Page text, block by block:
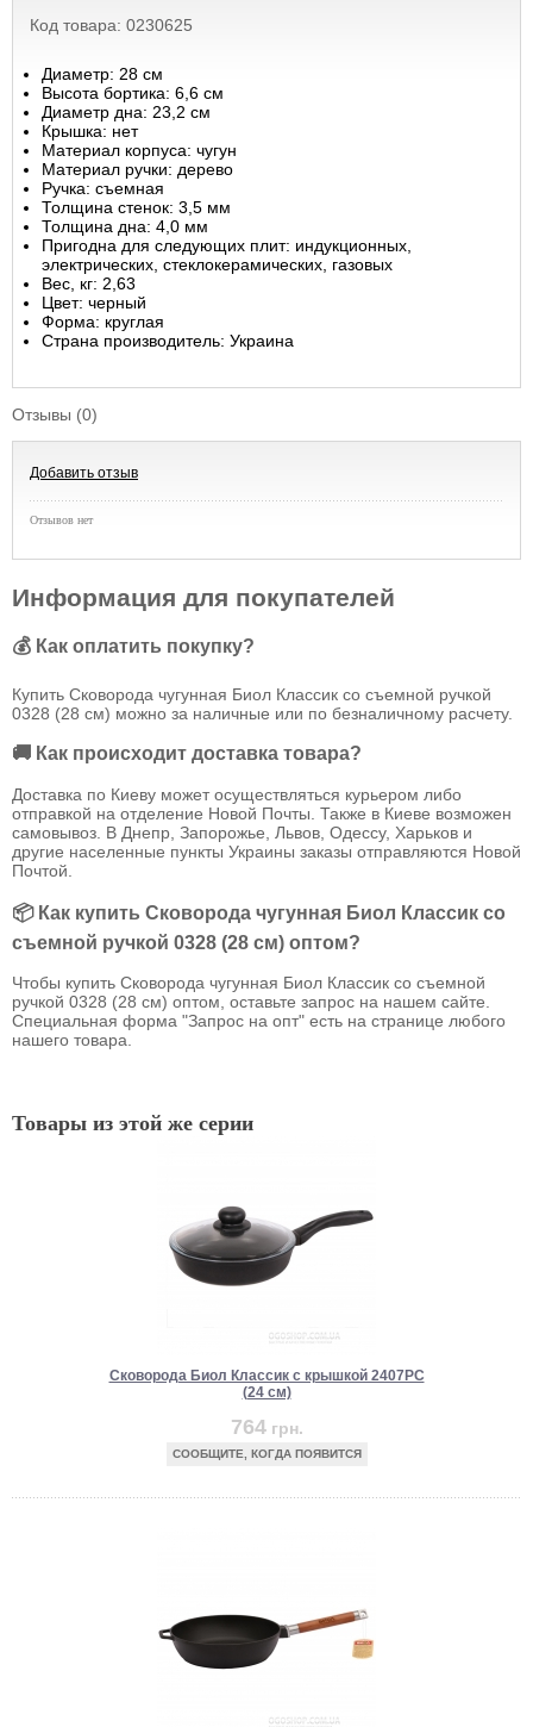
Код товара: 0230625
Диаметр: 28 см
Высота бортика: 6,6 см
Диаметр дна: 23,2 см
Крышка: нет
Материал корпуса: чугун
Материал ручки: дерево
Ручка: съемная
Толщина стенок: 3,5 мм
Толщина дна: 4,0 мм
Пригодна для следующих плит: индукционных,
электрических, стеклокерамических, газовых
Вес, кг: 2,63
Цвет: черный
Форма: круглая
Страна производитель: Украина
Отзывы (0)
Добавить отзыв
Отзывов нет
Информация для покупателей
💰 Как оплатить покупку?
Купить Сковорода чугунная Биол Классик со съемной ручкой
0328 (28 см) можно за наличные или по безналичному расчету.
🚚 Как происходит доставка товара?
Доставка по Киеву может осуществляться курьером либо
отправкой на отделение Новой Почты. Также в Киеве возможен
самовывоз. В Днепр, Запорожье, Львов, Одессу, Харьков и
другие населенные пункты Украины заказы отправляются Новой
Почтой.
📦 Как купить Сковорода чугунная Биол Классик со
съемной ручкой 0328 (28 см) оптом?
Чтобы купить Сковорода чугунная Биол Классик со съемной
ручкой 0328 (28 см) оптом, оставьте запрос на нашем сайте.
Специальная форма "Запрос на опт" есть на странице любого
нашего товара.
Товары из этой же серии
Сковорода Биол Классик с крышкой 2407PC
(24 см)
764 грн.
СООБЩИТЕ, КОГДА ПОЯВИТСЯ